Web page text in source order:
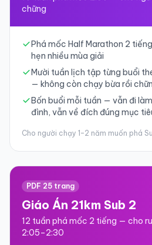
chững
Phá mốc Half Marathon 2
hẹn nhiều mùa giải
Mười tuần lịch tập từng buổi
— không còn chạy bừa rồi
Bốn buổi mỗi tuần — vẫn đi
đình, vẫn về đích đúng mục
Cho người chạy 1–2 năm muốn phá
PDF 25 trang
Giáo Án 21km Sub 2
12 tuần phá mốc 2 tiếng — cho
2:05–2:30